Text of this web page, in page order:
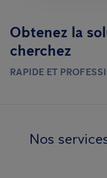
Obtenez la
cherchez
RAPIDE ET
Nos